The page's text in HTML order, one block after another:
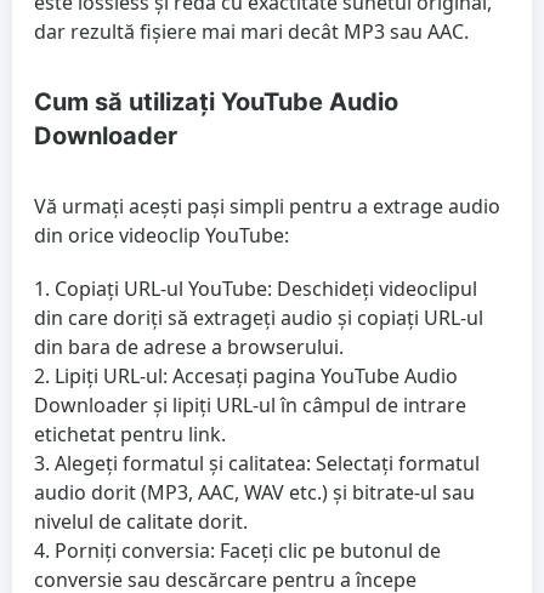
dar rezultă fișiere mai mari decât MP3 sau AAC.
Cum să utilizați YouTube Audio
Downloader
Vă urmați acești pași simpli pentru a extrage audio
din orice videoclip YouTube:
Copiați URL-ul YouTube: Deschideți videoclipul
din care doriți să extrageți audio și copiați URL-ul
din bara de adrese a browserului.
Lipiți URL-ul: Accesați pagina YouTube Audio
Downloader și lipiți URL-ul în câmpul de intrare
etichetat pentru link.
Alegeți formatul și calitatea: Selectați formatul
audio dorit (MP3, AAC, WAV etc.) și bitrate-ul sau
nivelul de calitate dorit.
Porniți conversia: Faceți clic pe butonul de
conversie sau descărcare pentru a începe